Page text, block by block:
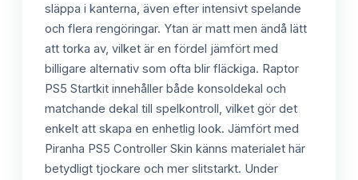
släppa i kanterna, även efter intensivt spelande
och flera rengöringar. Ytan är matt men ändå lätt
att torka av, vilket är en fördel jämfört med
billigare alternativ som ofta blir fläckiga. Raptor
PS5 Startkit innehåller både konsoldekal och
matchande dekal till spelkontroll, vilket gör det
enkelt att skapa en enhetlig look. Jämfört med
Piranha PS5 Controller Skin känns materialet här
betydligt tjockare och mer slitstarkt. Under